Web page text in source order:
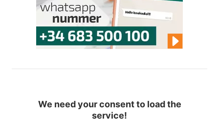
We need your consent to load the
service!